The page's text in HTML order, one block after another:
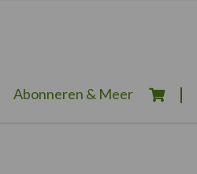
Abonneren & Meer